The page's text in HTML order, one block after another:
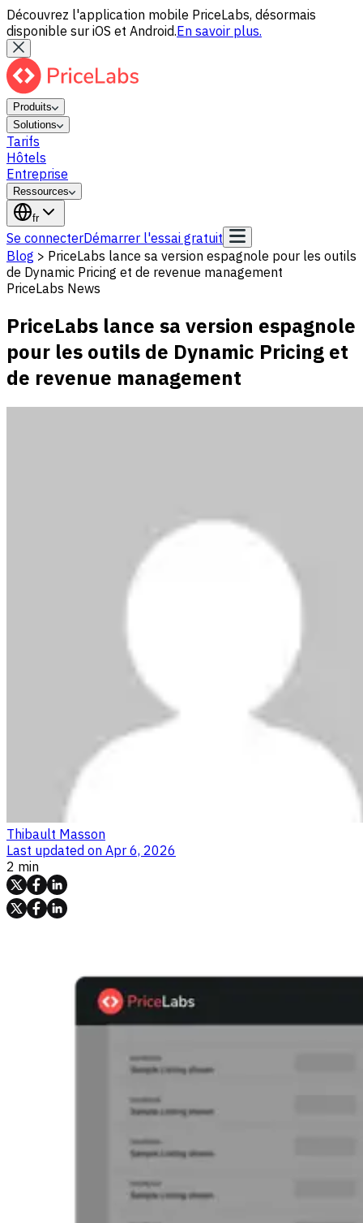
Découvrez l'application mobile PriceLabs, désormais
disponible sur iOS et Android.En savoir plus.
Produits
Solutions
Tarifs
Hôtels
Entreprise
Ressources
fr
Se connecterDémarrer l'essai gratuit
Blog > PriceLabs lance sa version espagnole pour les outils
de Dynamic Pricing et de revenue management
PriceLabs News
PriceLabs lance sa version espagnole
pour les outils de Dynamic Pricing et
de revenue management
Thibault Masson
Last updated on Apr 6, 2026
2 min